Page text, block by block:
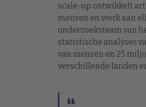
scale-up ontwikkelt
mensen en werk aan
onderzoeksteam van
statistische analyses
van mensen en 25
verschillende landen